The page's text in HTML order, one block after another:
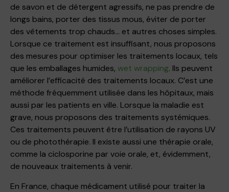
de savon et de détergent agressifs, ne pas prendre de
longs bains, porter des tissus mous, éviter de porter
des vêtements trop chauds… et autres choses simples.
Lorsque ce traitement est insuffisant, nous proposons
des mesures pour optimiser les traitements locaux, tels
que les emballages humides, wet wrapping. Ils peuvent
améliorer l’efficacité des traitements locaux. C’est une
méthode fréquemment utilisée dans les hôpitaux, mais
aussi par les patients en ville. Lorsque la maladie est
grave, nous proposons des traitements systémiques.
Ces traitements peuvent être l’utilisation de rayons UV
ou de photothérapie. Il existe aussi une thérapie orale,
comme la ciclosporine par voie orale, et, évidemment,
de nouveaux traitements à venir.
En France, chaque médicament utilisé pour traiter la